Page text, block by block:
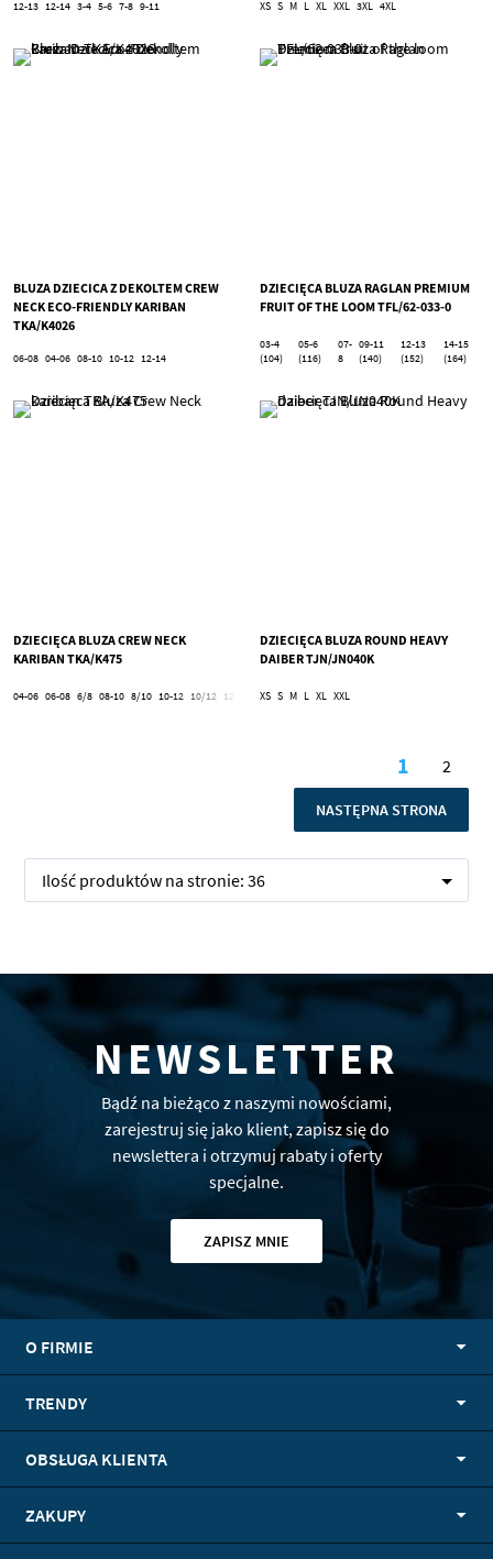
12-13 12-14 3-4 5-6 7-8 9-11 XS S M L XL XXL 3XL 4XL
BLUZA DZIECICA Z DEKOLTEM CREW
NECK ECO-FRIENDLY KARIBAN
TKA/K4026
06-08 04-06 08-10 10-12 12-14
DZIECIĘCA BLUZA RAGLAN PREMIUM
FRUIT OF THE LOOM TFL/62-033-0
03-4
(104)
05-6
(116)
07-
8
09-11
(140)
12-13
(152)
14-15
(164)
DZIECIĘCA BLUZA CREW NECK
KARIBAN TKA/K475
04-06 06-08 6/8 08-10 8/10 10-12 10/12 12-14 12/14 4/6
DZIECIĘCA BLUZA ROUND HEAVY
DAIBER TJN/JN040K
XS S M L XL XXL
1 2
STRONA
NASTĘPNA STRONA
Ilość produktów na stronie: 36
NEWSLETTER
Bądź na bieżąco z naszymi nowościami,
zarejestruj się jako klient, zapisz się do
newslettera i otrzymuj rabaty i oferty
specjalne.
ZAPISZ MNIE
O FIRMIE
TRENDY
OBSŁUGA KLIENTA
ZAKUPY